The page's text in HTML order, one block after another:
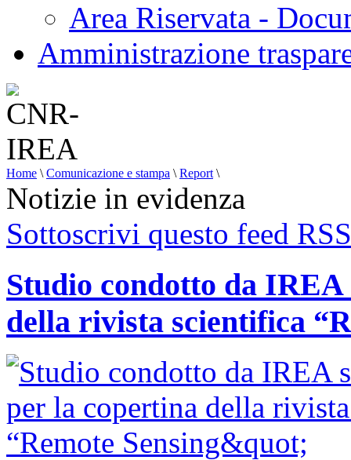
Area Riservata -
Amministrazione
Home \ Comunicazione e stampa \ Report \
Notizie in evidenza
Sottoscrivi questo feed RSS
Studio condotto da
della rivista scientifica